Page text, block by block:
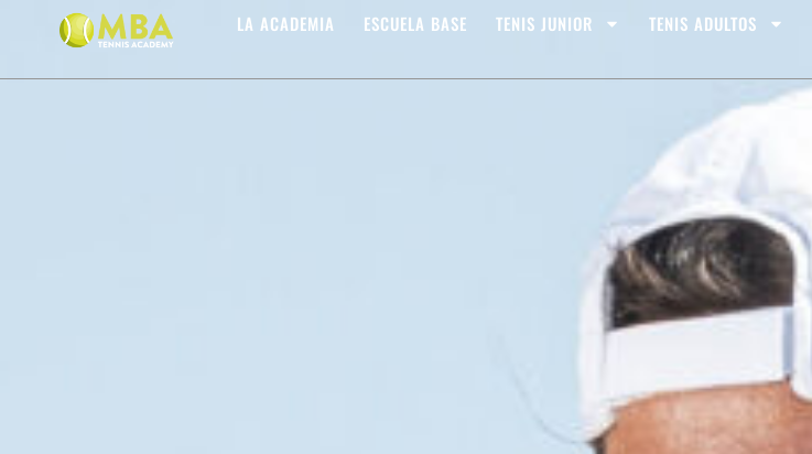
LA ACADEMIA ESCUELA BASE TENIS JUNIOR TENIS ADULTOS